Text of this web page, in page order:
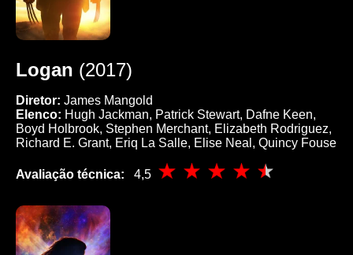
Logan (2017)
Diretor: James Mangold
Elenco: Hugh Jackman, Patrick Stewart, Dafne Keen,
Boyd Holbrook, Stephen Merchant, Elizabeth Rodriguez,
Richard E. Grant, Eriq La Salle, Elise Neal, Quincy Fouse
Avaliação técnica: 4,5